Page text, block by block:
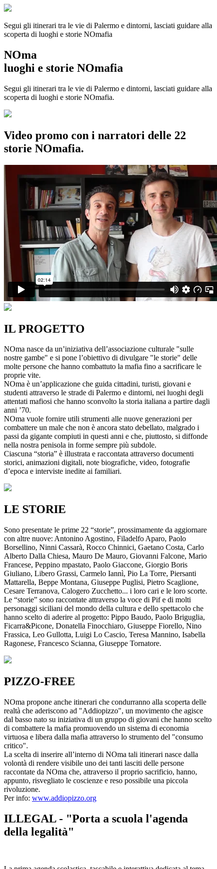
Segui gli itinerari tra le vie di Palermo e dintorni, lasciati guidare alla
scoperta di luoghi e storie NOmafia
NOma
luoghi e storie NOmafia
Segui gli itinerari tra le vie di Palermo e dintorni, lasciati guidare alla
scoperta di luoghi e storie NOmafia.
Video promo con i narratori delle 22
storie NOmafia.
IL PROGETTO
NOma nasce da un’iniziativa dell’associazione culturale "sulle
nostre gambe" e si pone l’obiettivo di divulgare "le storie" delle
molte persone che hanno combattuto la mafia fino a sacrificare le
proprie vite.
NOma è un’applicazione che guida cittadini, turisti, giovani e
studenti attraverso le strade di Palermo e dintorni, nei luoghi degli
attentati mafiosi che hanno sconvolto la storia italiana a partire dagli
anni ’70.
NOma vuole fornire utili strumenti alle nuove generazioni per
combattere un male che non è ancora stato debellato, malgrado i
passi da gigante compiuti in questi anni e che, piuttosto, si diffonde
nella nostra penisola in forme sempre più subdole.
Ciascuna “storia” è illustrata e raccontata attraverso documenti
storici, animazioni digitali, note biografiche, video, fotografie
d’epoca e interviste inedite ai familiari.
LE STORIE
Sono presentate le prime 22 “storie”, prossimamente da aggiornare
con altre nuove: Antonino Agostino, Filadelfo Aparo, Paolo
Borsellino, Ninni Cassarà, Rocco Chinnici, Gaetano Costa, Carlo
Alberto Dalla Chiesa, Mauro De Mauro, Giovanni Falcone, Mario
Francese, Peppino mpastato, Paolo Giaccone, Giorgio Boris
Giuliano, Libero Grassi, Carmelo Iannì, Pio La Torre, Piersanti
Mattarella, Beppe Montana, Giuseppe Puglisi, Pietro Scaglione,
Cesare Terranova, Calogero Zucchetto... i loro cari e le loro scorte.
Le “storie” sono raccontate attraverso la voce di Pif e di molti
personaggi siciliani del mondo della cultura e dello spettacolo che
hanno scelto di aderire al progetto: Pippo Baudo, Paolo Briguglia,
Ficarra&Picone, Donatella Finocchiaro, Giuseppe Fiorello, Nino
Frassica, Leo Gullotta, Luigi Lo Cascio, Teresa Mannino, Isabella
Ragonese, Francesco Scianna, Giuseppe Tornatore.
PIZZO-FREE
NOma propone anche itinerari che condurranno alla scoperta delle
realtà che aderiscono ad "Addiopizzo", un movimento che agisce
dal basso nato su iniziativa di un gruppo di giovani che hanno scelto
di combattere la mafia promuovendo un sistema di economia
virtuosa e libera dalla mafia attraverso lo strumento del "consumo
critico".
La scelta di inserire all’interno di NOma tali itinerari nasce dalla
volontà di rendere visibile uno dei tanti lasciti delle persone
raccontate da NOma che, attraverso il proprio sacrificio, hanno,
appunto, risvegliato le coscienze e reso possibile una piccola
rivoluzione.
Per info: www.addiopizzo.org
ILLEGAL - "Porta a scuola l'agenda
della legalità"